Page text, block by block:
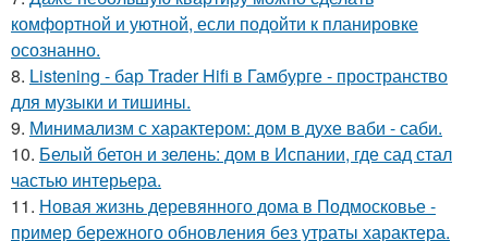
комфортной и уютной, если подойти к планировке
осознанно.
8. Listening - бар Trader Hifi в Гамбурге - пространство
для музыки и тишины.
9. Минимализм с характером: дом в духе ваби - саби.
10. Белый бетон и зелень: дом в Испании, где сад стал
частью интерьера.
11. Новая жизнь деревянного дома в Подмосковье -
пример бережного обновления без утраты характера.